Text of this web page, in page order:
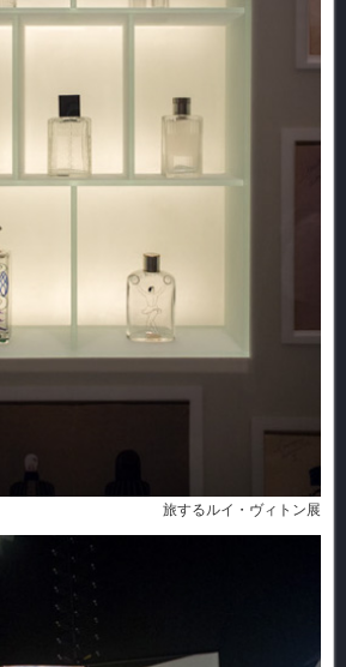
旅するルイ・ヴィトン展